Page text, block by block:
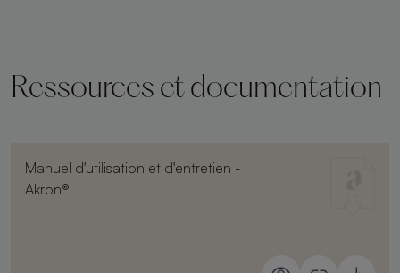
Ressources et documentation
Manuel d'utilisation et d'entretien -
Akron®